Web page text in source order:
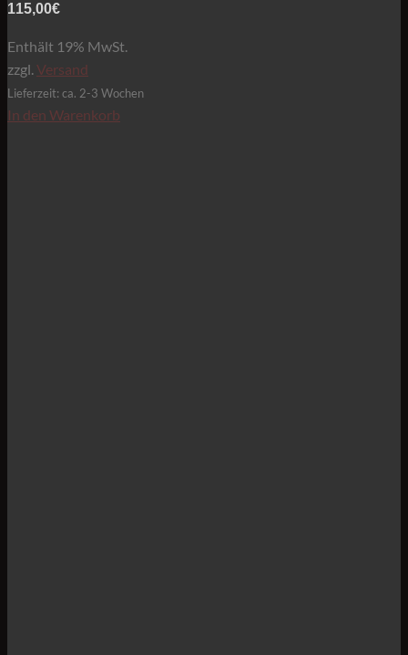
115,00€
Enthält 19% MwSt.
zzgl.Versand
Lieferzeit: ca. 2-3 Wochen
In den Warenkorb